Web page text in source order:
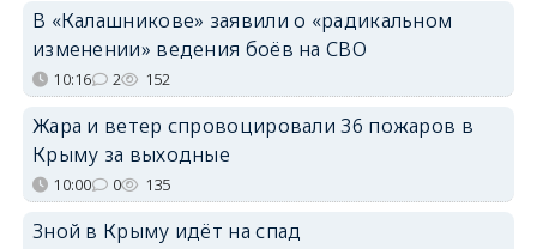
В «Калашникове» заявили о «радикальном
изменении» ведения боёв на СВО
10:16 2 152
Жара и ветер спровоцировали 36 пожаров в
Крыму за выходные
10:00 0 135
Зной в Крыму идёт на спад